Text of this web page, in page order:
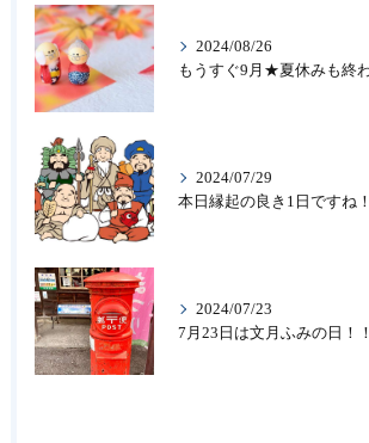
2024/08/26
2024/07/29
2024/07/23